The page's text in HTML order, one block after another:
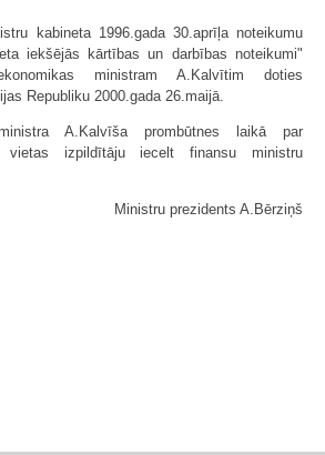
kabineta 1996.gada 30.aprīļa noteikumu
iekšējās kārtības un darbības noteikumi"
ministram A.Kalvītim doties
Republiku 2000.gada 26.maijā.
A.Kalvīša prombūtnes laikā par
vietas izpildītāju iecelt finansu ministru
Ministru prezidents A.Bērziņš